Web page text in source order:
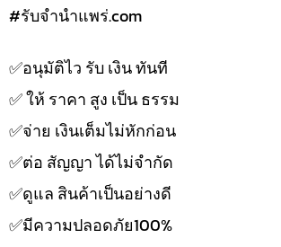
#รับจํานําแพร่.com
✅️อนุมัติไว รับ เงิน ทันที
✅️ ให้ ราคา สูง เป็น ธรรม
✅️จ่าย เงินเต็มไม่หักก่อน
✅️ต่อ สัญญา ได้ไม่จำกัด
✅️ดูแล สินค้าเป็นอย่างดี
✅️มีความปลอดภัย100%